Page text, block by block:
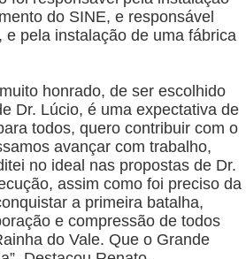
do SINE, e responsável
pela instalação de uma fábrica
honrado, de ser escolhido
Dr. Lúcio, é uma expectativa de
todos, quero contribuir com o
avançar com trabalho,
no ideal nas propostas de Dr.
assim como foi preciso da
a primeira batalha,
e compressão de todos
do Vale. Que o Grande